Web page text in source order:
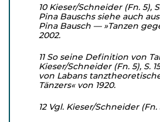
10 Kieser/Schneider (Fn. 5),
Pina Bauschs siehe auch
Pina Bausch — »Tanzen
2002.
11 So seine Definition von
Kieser/Schneider (Fn. 5), S.
von Labans
Tänzers« von 1920.
12 Vgl. Kieser/Schneider (Fn.